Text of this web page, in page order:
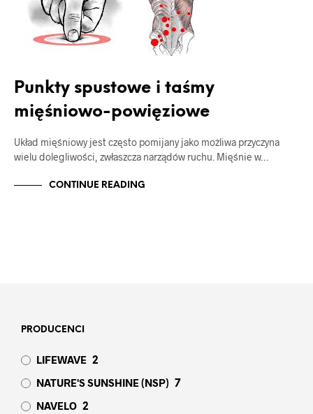
Punkty spustowe i taśmy
mięśniowo-powięziowe
Układ mięśniowy jest często pomijany jako możliwa przyczyna
wielu dolegliwości, zwłaszcza narządów ruchu. Mięśnie w…
CONTINUE READING
PRODUCENCI
LIFEWAVE 2
NATURE'S SUNSHINE (NSP) 7
NAVELO 2